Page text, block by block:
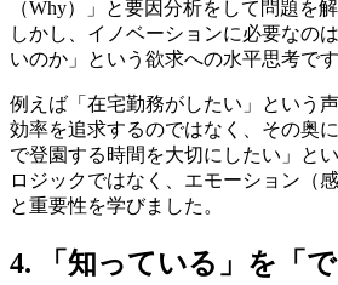
（Why）」と要因分析をして問題を
しかし、イノベーションに必要なの
いのか」という欲求への水平思考です
例えば「在宅勤務がしたい」という
効率を追求するのではなく、その奥
で登園する時間を大切にしたい」と
ロジックではなく、エモーション（
と重要性を学びました。
4. 「知っている」を「